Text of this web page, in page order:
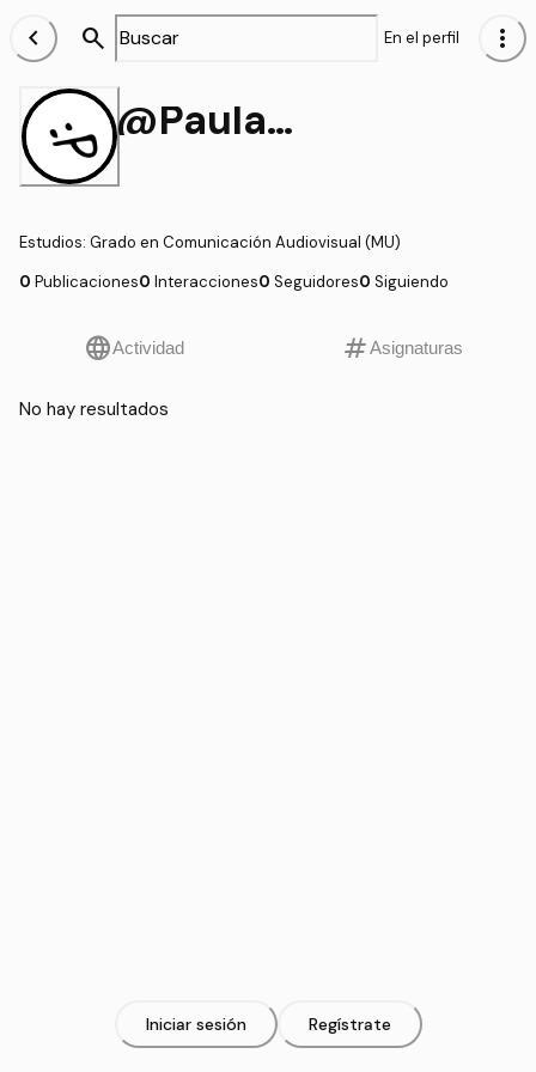
chevron_left search En el perfil more_vert
@Paulagomez
Estudios: Grado en Comunicación Audiovisual (MU)
0 Publicaciones0 Interacciones0 Seguidores0 Siguiendo
languageActividad tagAsignaturas
No hay resultados
Iniciar sesión Regístrate